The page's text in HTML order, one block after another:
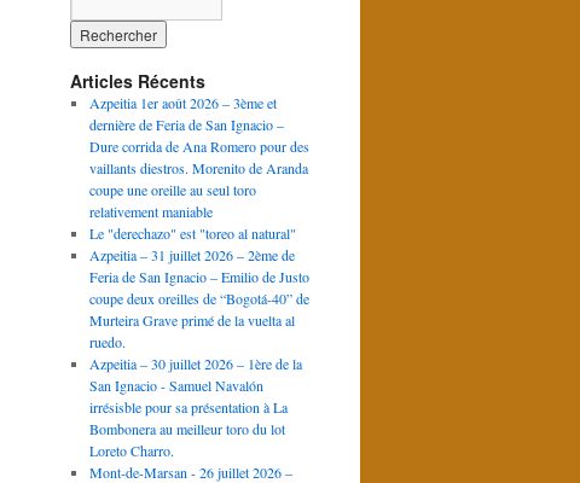
Articles Récents
Azpeitia 1er août 2026 – 3ème et
dernière de Feria de San Ignacio –
Dure corrida de Ana Romero pour des
vaillants diestros. Morenito de Aranda
coupe une oreille au seul toro
relativement maniable
Le "derechazo" est "toreo al natural"
Azpeitia – 31 juillet 2026 – 2ème de
Feria de San Ignacio – Emilio de Justo
coupe deux oreilles de “Bogotá-40” de
Murteira Grave primé de la vuelta al
ruedo.
Azpeitia – 30 juillet 2026 – 1ère de la
San Ignacio - Samuel Navalón
irrésisble pour sa présentation à La
Bombonera au meilleur toro du lot
Loreto Charro.
Mont-de-Marsan - 26 juillet 2026 –